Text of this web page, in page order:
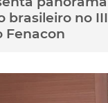
brasileiro no III
Fenacon